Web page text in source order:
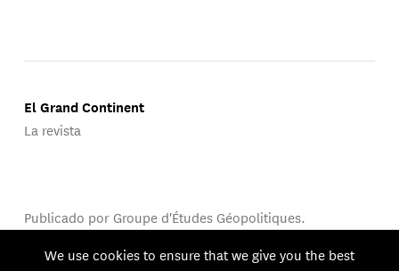
El Grand Continent
La revista
Publicado por Groupe d'Études Géopolitiques.
© 2026 GEG. Todos los derechos reservados.
We use cookies to ensure that we give you the best